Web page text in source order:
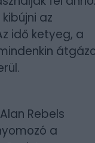
az
idő ketyeg, a
Rebels
a